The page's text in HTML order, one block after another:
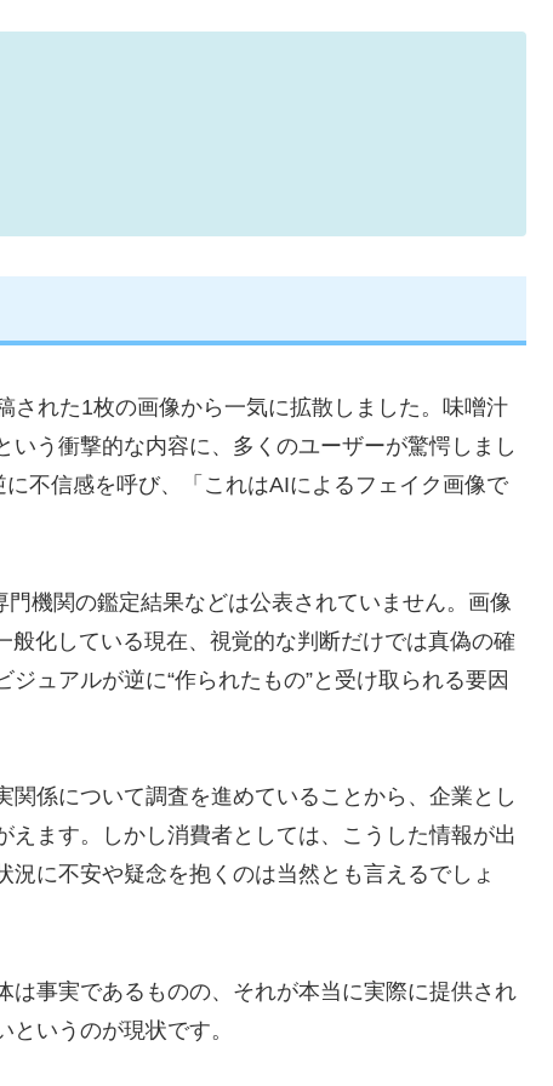
された1枚の画像から一気に拡散しました。味噌汁
う衝撃的な内容に、多くのユーザーが驚愕しまし
不信感を呼び、「これはAIによるフェイク画像で
機関の鑑定結果などは公表されていません。画像
化している現在、視覚的な判断だけでは真偽の確
ュアルが逆に“作られたもの”と受け取られる要因
係について調査を進めていることから、企業とし
ます。しかし消費者としては、こうした情報が出
に不安や疑念を抱くのは当然とも言えるでしょ
事実であるものの、それが本当に実際に提供され
いうのが現状です。